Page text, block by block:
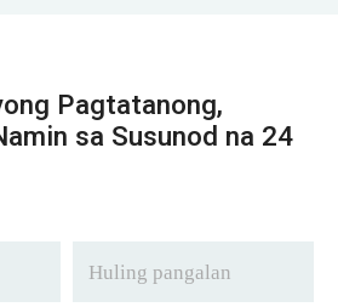
Pagtatanong,
sa Susunod na 24